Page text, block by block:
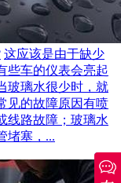
这应该是由于缺少
些车的仪表会亮起
玻璃水很少时，就
见的故障原因有喷
线路故障；玻璃水
堵塞，...